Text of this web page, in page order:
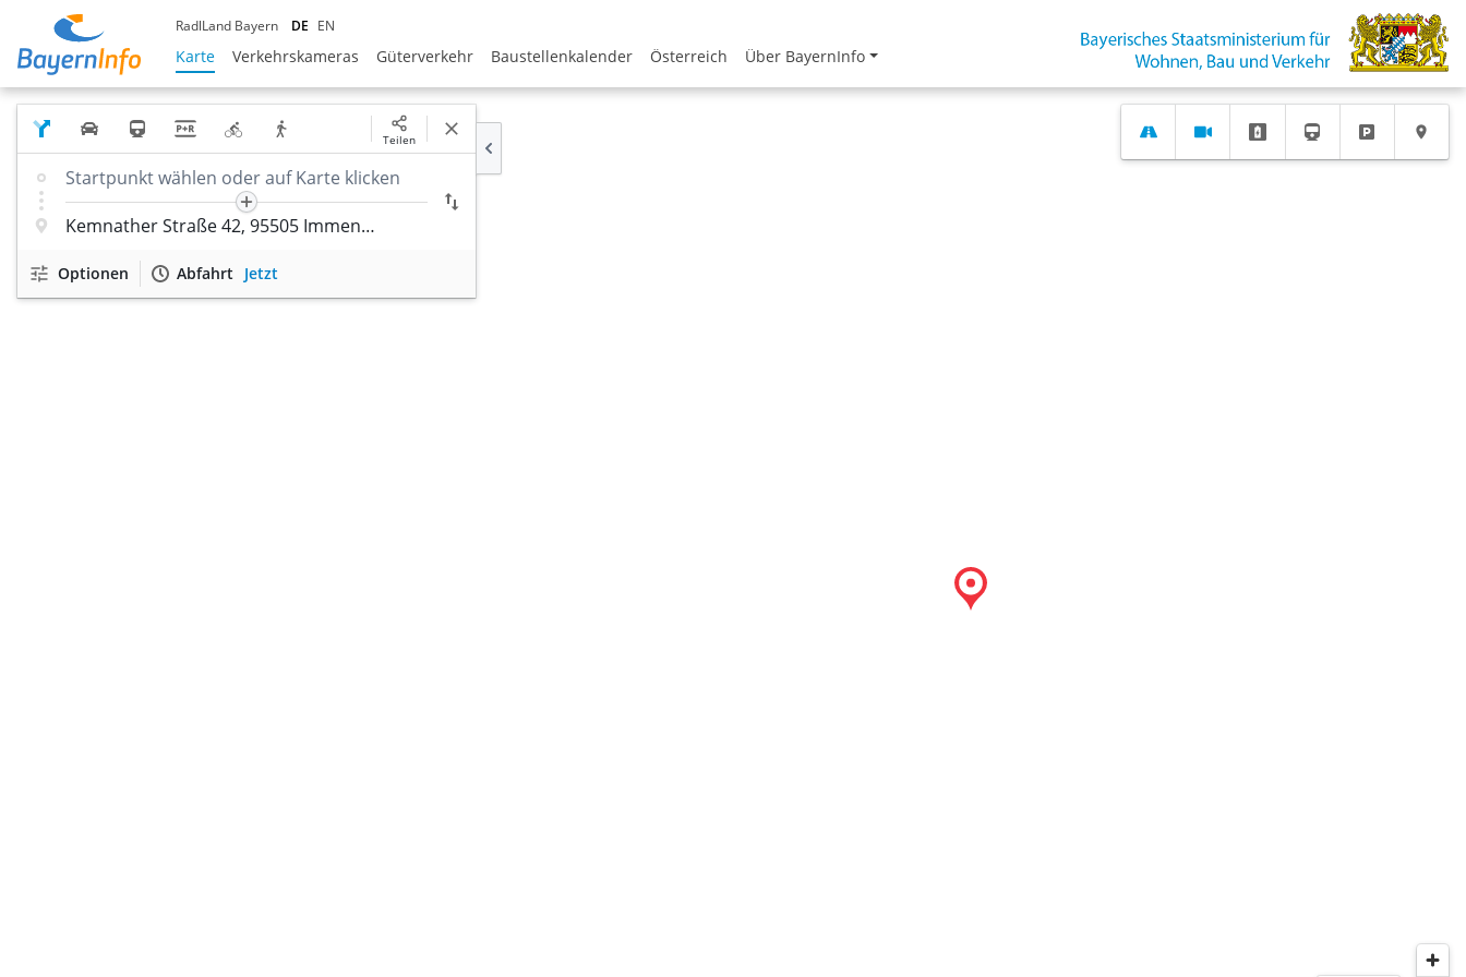
Karte Verkehrskameras Güterverkehr Baustellenkalender Österreich Über BayernInfo
RadlLand Bayern DE EN
Teilen
Optionen Abfahrt Jetzt